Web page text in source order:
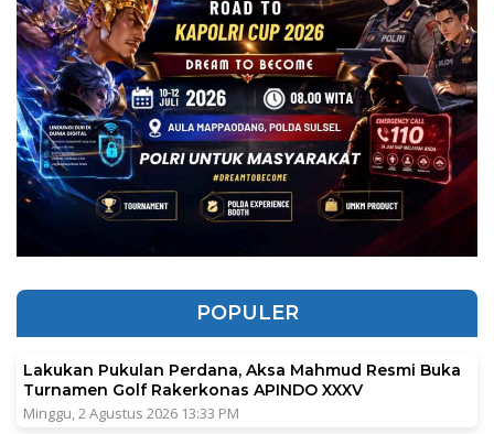
POPULER
Lakukan Pukulan Perdana, Aksa Mahmud Resmi Buka
Turnamen Golf Rakerkonas APINDO XXXV
Minggu, 2 Agustus 2026 13:33 PM